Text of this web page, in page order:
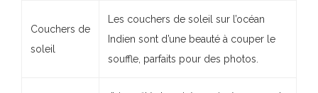
Couchers de
soleil
Les couchers de soleil sur l’océan
Indien sont d’une beauté à couper le
souffle, parfaits pour des photos.